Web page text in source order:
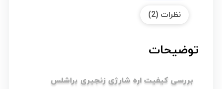
نظرات (2)
توضیحات
بررسی کیفیت اره شارژی زنجیری براشلس